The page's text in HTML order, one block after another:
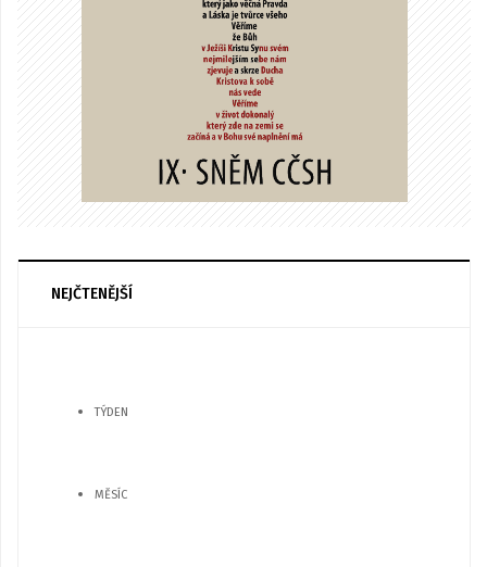
NEJČTENĚJŠÍ
TÝDEN
MĚSÍC